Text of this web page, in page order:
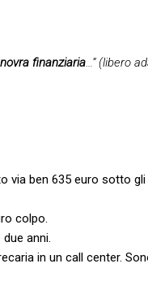
finanziaria…” (libero
via ben 635 euro sotto
colpo.
anni.
in un call center.